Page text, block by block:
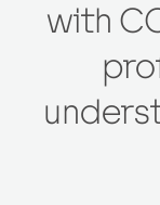
with